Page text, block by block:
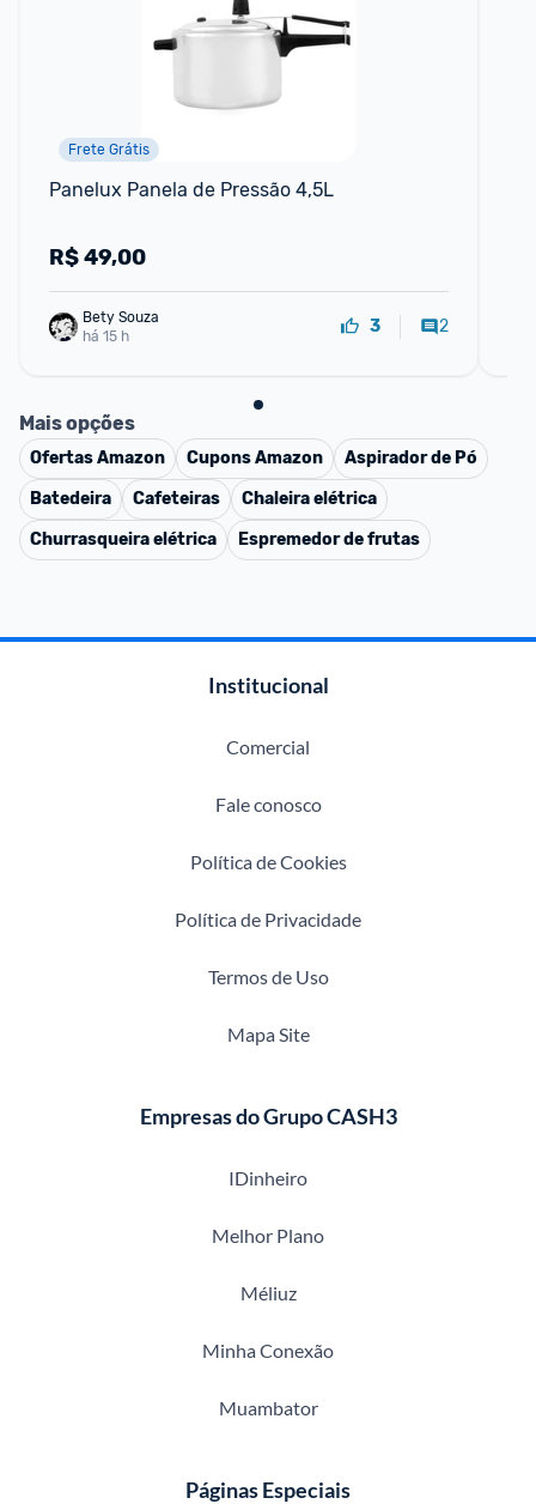
Frete Grátis
Panelux Panela de Pressão 4,5L
R$49,00
Bety Souza
há 15 h
3 2
Mais opções
OfertasAmazon CuponsAmazon
Aspirador de Pó
Batedeira
Cafeteiras
Chaleira elétrica
Churrasqueira elétrica
Espremedor de frutas
Institucional
Comercial
Fale conosco
Política de Cookies
Política de Privacidade
Termos de Uso
Mapa Site
Empresas do Grupo CASH3
IDinheiro
Melhor Plano
Méliuz
Minha Conexão
Muambator
Páginas Especiais